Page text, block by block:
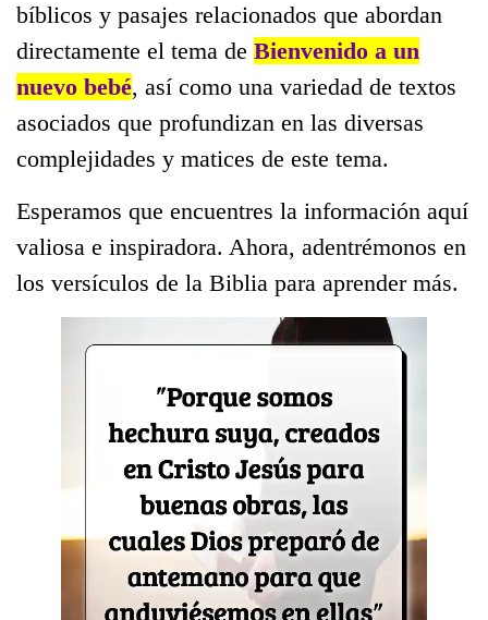
bíblicos y pasajes relacionados que abordan
directamente el tema de Bienvenido a un
nuevo bebé, así como una variedad de textos
asociados que profundizan en las diversas
complejidades y matices de este tema.
Esperamos que encuentres la información aquí
valiosa e inspiradora. Ahora, adentrémonos en
los versículos de la Biblia para aprender más.